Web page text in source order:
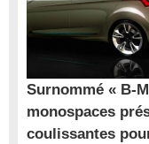
Surnommé « B-
monospaces
coulissantes